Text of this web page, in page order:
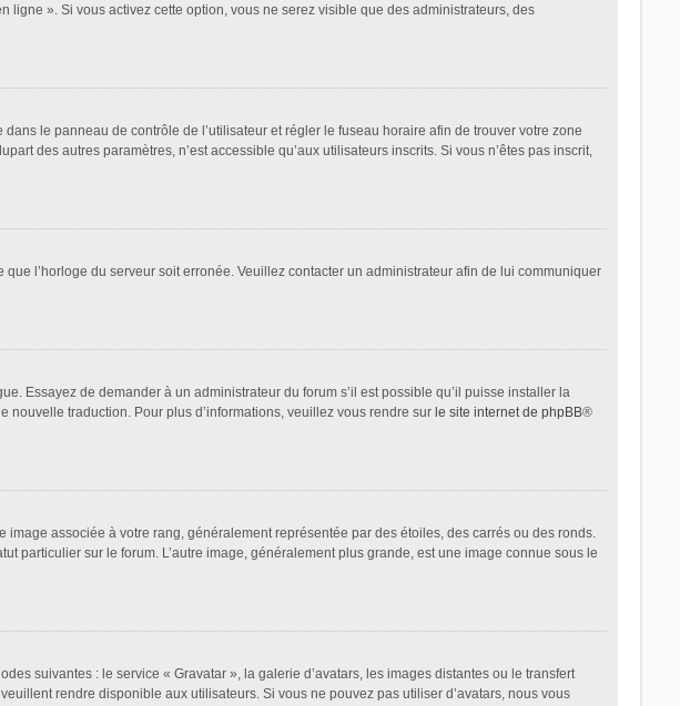
ligne ». Si vous activez cette option, vous ne serez visible que des administrateurs, des
le panneau de contrôle de l’utilisateur et régler le fuseau horaire afin de trouver votre zone
des autres paramètres, n’est accessible qu’aux utilisateurs inscrits. Si vous n’êtes pas inscrit,
l’horloge du serveur soit erronée. Veuillez contacter un administrateur afin de lui communiquer
Essayez de demander à un administrateur du forum s’il est possible qu’il puisse installer la
traduction. Pour plus d’informations, veuillez vous rendre sur le site internet de phpBB®
associée à votre rang, généralement représentée par des étoiles, des carrés ou des ronds.
particulier sur le forum. L’autre image, généralement plus grande, est une image connue sous le
suivantes : le service « Gravatar », la galerie d’avatars, les images distantes ou le transfert
rendre disponible aux utilisateurs. Si vous ne pouvez pas utiliser d’avatars, nous vous